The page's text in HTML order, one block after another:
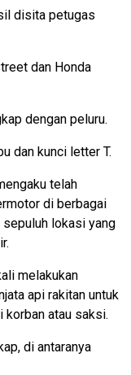
disita petugas
dan Honda
dengan peluru.
dan kunci letter T.
telah
di berbagai
lokasi yang
melakukan
api rakitan untuk
korban atau saksi.
di antaranya